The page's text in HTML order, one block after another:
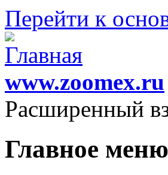
Перейти к
www.zoomex.ru
Расширенный
Главное меню